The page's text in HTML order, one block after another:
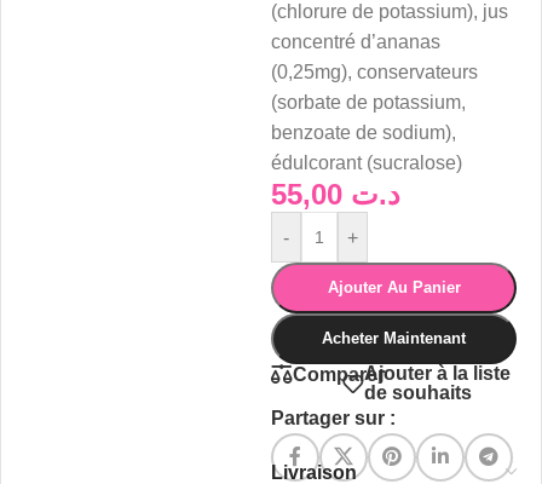
(chlorure de potassium), jus
concentré d’ananas
(0,25mg), conservateurs
(sorbate de potassium,
benzoate de sodium),
édulcorant (sucralose)
د.ت
- +
Ajouter Au Panier
Acheter Maintenant
ComparerAjouter à la liste
de souhaits
Partager sur :
Livraison